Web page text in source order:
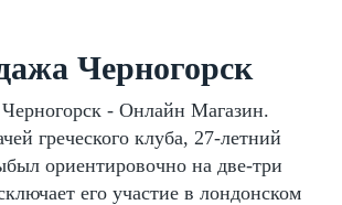
Черногорск
- Онлайн Магазин.
греческого клуба, 27-летний
ориентировочно на две-три
его участие в лондонском